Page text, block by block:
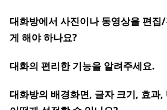
대화방에서 사진이나 동영상을 편집
게 해야 하나요?
대화의 편리한 기능을 알려주세요.
대화방의 배경화면, 글자 크기, 효과,